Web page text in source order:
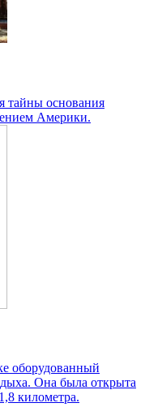
тайны основания
Америки.
оборудованный
Она была открыта
километра.